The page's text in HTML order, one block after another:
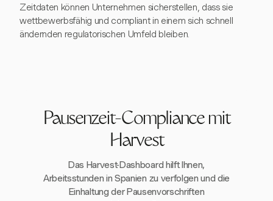
Zeitdaten können Unternehmen sicherstellen, dass sie
wettbewerbsfähig und compliant in einem sich schnell
ändernden regulatorischen Umfeld bleiben.
Pausenzeit-Compliance mit
Harvest
Das Harvest-Dashboard hilft Ihnen,
Arbeitsstunden in Spanien zu verfolgen und die
Einhaltung der Pausenvorschriften